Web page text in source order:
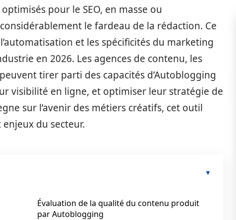
pour le SEO, en masse ou
le fardeau de la rédaction. Ce
et les spécificités du marketing
en 2026. Les agences de contenu, les
tirer parti des capacités d’Autoblogging
visibilité en ligne, et optimiser leur stratégie de
sur l’avenir des métiers créatifs, cet outil
du secteur.
Évaluation de la qualité du contenu produit
par Autoblogging